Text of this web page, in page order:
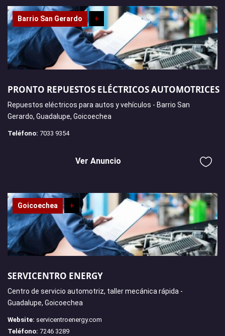
Barrio San Gerardo +
PRONTO REPUESTOS ELÉCTRICOS AUTOMOTRICES
Repuestos eléctricos para autos y vehículos - Barrio San
Gerardo, Guadalupe, Goicoechea
Teléfono: 7033 9354
Ver Anuncio
Goicoechea +
SERVICENTRO ENERGY
Centro de servicio automotriz, taller mecánica rápida -
Guadalupe, Goicoechea
Website: servicentroenergy.com
Teléfono: 7246 3289